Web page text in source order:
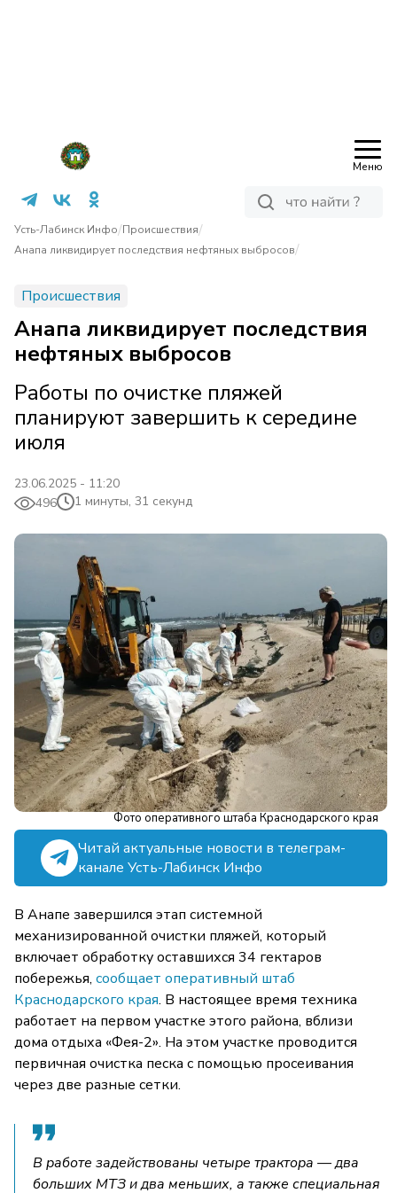
Меню
Усть-Лабинск Инфо/Происшествия/
Анапа ликвидирует последствия нефтяных выбросов/
Происшествия
Анапа ликвидирует последствия
нефтяных выбросов
Работы по очистке пляжей
планируют завершить к середине
июля
23.06.2025 - 11:20
496
1 минуты, 31 секунд
Фото оперативного штаба Краснодарского края
Читай актуальные новости в телеграм-
канале Усть-Лабинск Инфо
В Анапе завершился этап системной
механизированной очистки пляжей, который
включает обработку оставшихся 34 гектаров
побережья, сообщает оперативный штаб
Краснодарского края. В настоящее время техника
работает на первом участке этого района, вблизи
дома отдыха «Фея-2». На этом участке проводится
первичная очистка песка с помощью просеивания
через две разные сетки.
В работе задействованы четыре трактора — два
больших МТЗ и два меньших, а также специальная